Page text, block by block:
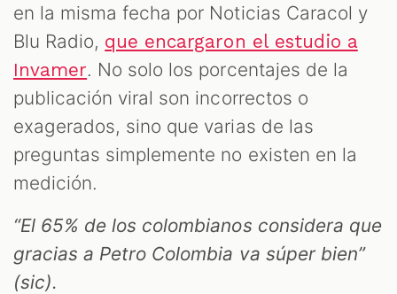
en la misma fecha por Noticias Caracol y
Blu Radio, que encargaron el estudio a
Invamer. No solo los porcentajes de la
publicación viral son incorrectos o
exagerados, sino que varias de las
preguntas simplemente no existen en la
medición.
“El 65% de los colombianos considera que
gracias a Petro Colombia va súper bien”
(sic).